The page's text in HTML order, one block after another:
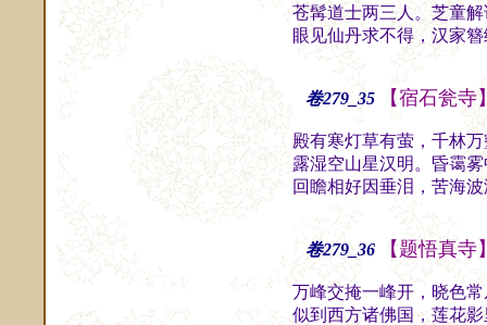
苍髯道士两三人。芝童
眼见仙丹求不得，汉家
卷279_35 【宿石瓮寺
殿有寒灯草有萤，千林
露湿空山星汉明。昏霭
回瞻相好因垂泪，苦海
卷279_36 【题悟真寺
万峰交掩一峰开，晓色
似到西方诸佛国，莲花